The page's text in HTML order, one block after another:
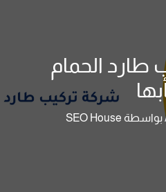
طارد الحمام
SEO House